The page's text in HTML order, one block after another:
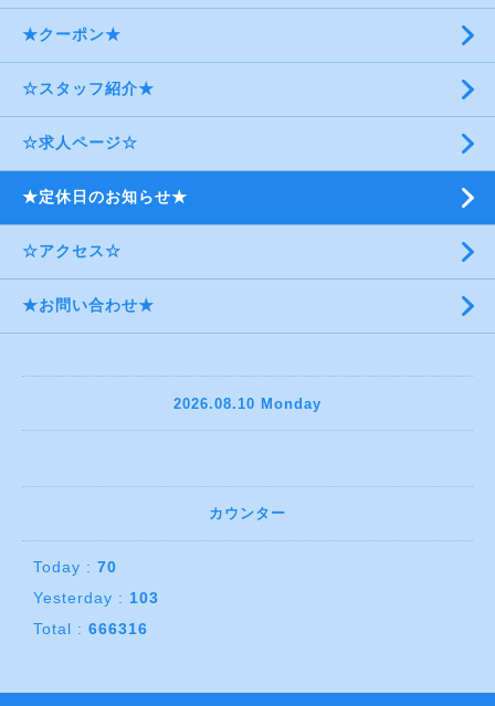
★クーポン★
☆スタッフ紹介★
☆求人ページ☆
★定休日のお知らせ★
☆アクセス☆
★お問い合わせ★
2026.08.10 Monday
カウンター
Today : 70
Yesterday : 103
Total : 666316